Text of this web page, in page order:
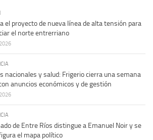
el proyecto de nueva línea de alta tensión para
el norte entrerriano
nacionales y salud: Frigerio cierra una semana
anuncios económicos y de gestión
de Entre Ríos distingue a Emanuel Noir y se
el mapa político